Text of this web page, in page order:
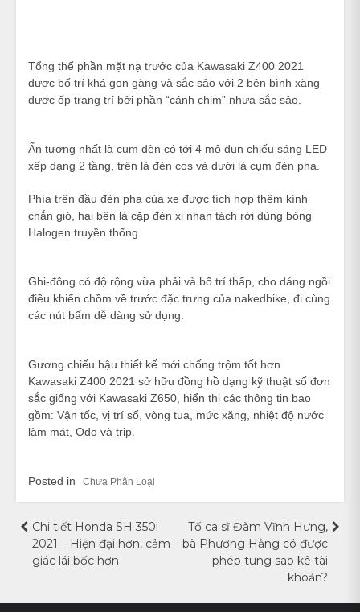
Tổng thể phần mặt nạ trước của Kawasaki Z400 2021
được bố trí khá gọn gàng và sắc sảo với 2 bên bình xăng
được ốp trang trí bởi phần “cánh chim” nhựa sắc sảo.
Ấn tượng nhất là cụm đèn có tới 4 mô đun chiếu sáng LED
xếp dạng 2 tầng, trên là đèn cos và dưới là cụm đèn pha.
Phía trên đầu đèn pha của xe được tích hợp thêm kính
chắn gió, hai bên là cặp đèn xi nhan tách rời dùng bóng
Halogen truyền thống.
Ghi-đông có độ rộng vừa phải và bố trí thấp, cho dáng ngồi
điều khiển chồm về trước đặc trưng của nakedbike, đi cùng
các nút bấm dễ dàng sử dụng.
Gương chiếu hậu thiết kế mới chống trộm tốt hơn.
Kawasaki Z400 2021 sở hữu đồng hồ dạng kỹ thuật số đơn
sắc giống với Kawasaki Z650, hiển thị các thông tin bao
gồm: Vận tốc, vị trí số, vòng tua, mức xăng, nhiệt độ nước
làm mát, Odo và trip.
Posted in Chưa Phân Loại
Điều
hướng
bài
Chi tiết Honda SH 350i
2021 – Hiện đại hơn, cảm
giác lái bốc hơn
Tố ca sĩ Đàm Vĩnh Hưng,
bà Phương Hằng có được
phép tung sao kê tài
khoản?